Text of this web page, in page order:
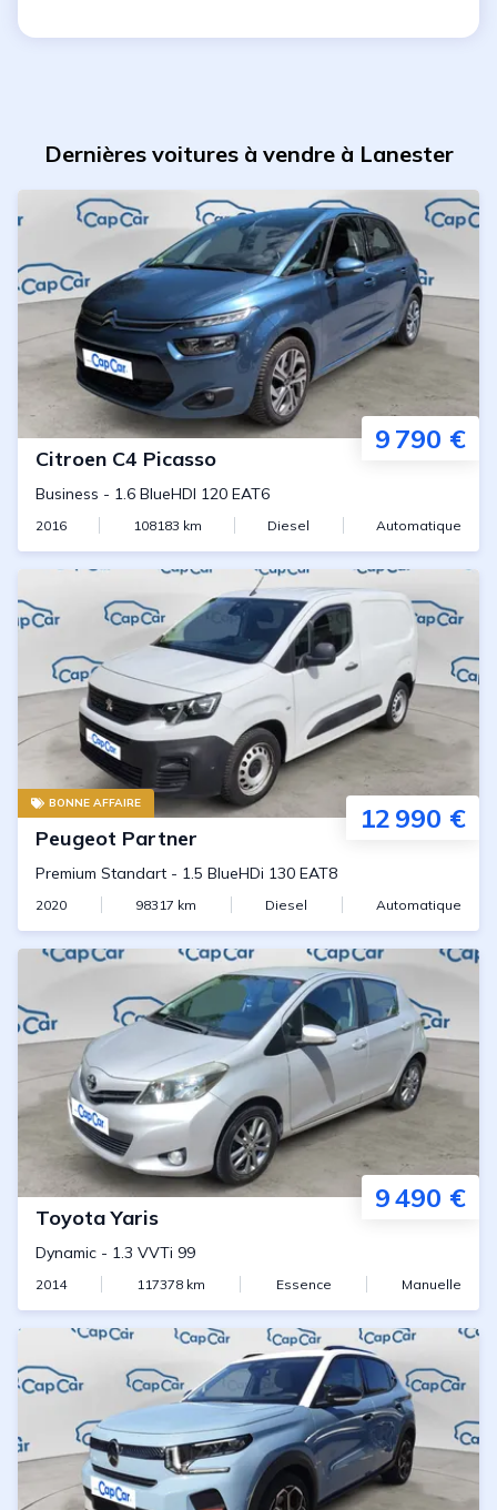
Dernières voitures à vendre à Lanester
9 790 €
Citroen C4 Picasso
Business - 1.6 BlueHDI 120 EAT6
2016 108183 km Diesel Automatique
BONNE AFFAIRE 12 990 €
Peugeot Partner
Premium Standart - 1.5 BlueHDi 130 EAT8
2020 98317 km Diesel Automatique
9 490 €
Toyota Yaris
Dynamic - 1.3 VVTi 99
2014 117378 km Essence Manuelle